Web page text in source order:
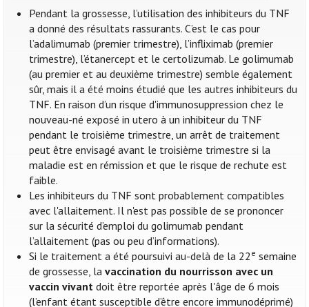
Pendant la grossesse, l’utilisation des inhibiteurs du TNF
a donné des résultats rassurants. C’est le cas pour
l’adalimumab (premier trimestre), l’infliximab (premier
trimestre), l’étanercept et le certolizumab. Le golimumab
(au premier et au deuxième trimestre) semble également
sûr, mais il a été moins étudié que les autres inhibiteurs du
TNF. En raison d’un risque d'immunosuppression chez le
nouveau-né exposé in utero à un inhibiteur du TNF
pendant le troisième trimestre, un arrêt de traitement
peut être envisagé avant le troisième trimestre si la
maladie est en rémission et que le risque de rechute est
faible.
Les inhibiteurs du TNF sont probablement compatibles
avec l'allaitement. Il n'est pas possible de se prononcer
sur la sécurité d’emploi du golimumab pendant
l’allaitement (pas ou peu d’informations).
Si le traitement a été poursuivi au-delà de la 22 e semaine
de grossesse, lavaccination du nourrisson avec un
vaccin vivant doit être reportée après l'âge de 6 mois
(l’enfant étant susceptible d’être encore immunodéprimé)